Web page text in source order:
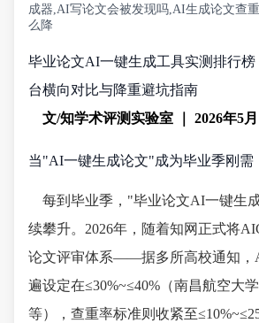
成器,AI写论文会被发现吗,AI生成论文查
么降
毕业论文AI一键生成工具实测排行榜
台横向对比与降重避坑指南
文/知学术评测实验室 ｜ 2026年5月
当"AI一键生成论文"成为毕业季刚需
每到毕业季，"毕业论文AI一键生
续攀升。2026年，随着知网正式将
论文评审体系——据多所高校通知，
遍设定在≤30%~≤40%（南昌航空大
等），查重率标准则收紧至